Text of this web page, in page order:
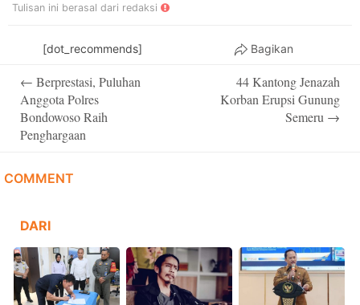
Tulisan ini berasal dari redaksi
[dot_recommends] Bagikan
navigation
← Berprestasi, Puluhan
Anggota Polres
Bondowoso Raih
Penghargaan
44 Kantong Jenazah
Korban Erupsi Gunung
Semeru →
COMMENT
DARI